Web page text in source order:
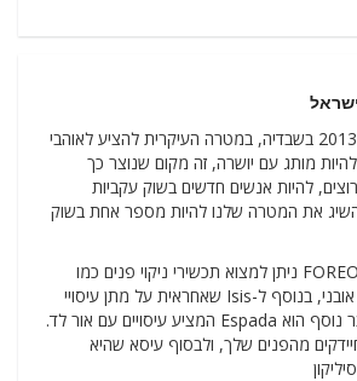
FOREO הוקם בשנת 2013 בשבדיה, במטרה העיקרית להציע לאוהבי
להיות מותג עם יושרה, זה מקום שנוצר כך
להיות אנשים חדשים בשוק עקביות
את המטרה שלנו להיות מספר אחת בשוק
בין המוצרים שמוכרת FOREO ניתן למצוא תכשירי ניקוי פנים כמו
לונה, לונה מיני, אוסו, אובני, בנוסף ל-Isis שאחראית על מתן עיסויי
עיניים ללקוחותיה, מוצר נוסף הוא Espada המציע עיסויים עם אור לד.
מהפנים שלך, ולבסוף עיסא שהיא